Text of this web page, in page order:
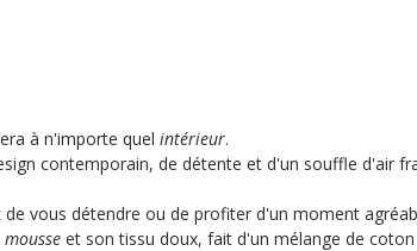
à n'importe quel intérieur.
contemporain, de détente et d'un souffle d'air
vous détendre ou de profiter d'un moment
mousse et son tissu doux, fait d'un mélange de